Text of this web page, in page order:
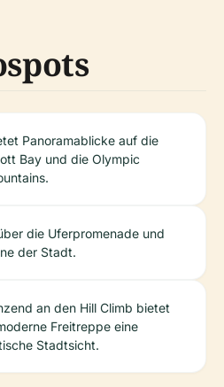
Panoramablicke auf die
Bay und die Olympic
die Uferpromenade und
der Stadt.
an den Hill Climb bietet
Freitreppe eine
Stadtsicht.